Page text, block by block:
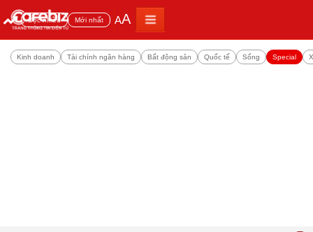
Đọc nhiều Mới nhất AA
Kinh doanh Tài chính ngân hàng Bất động sản Quốc tế Sống Special